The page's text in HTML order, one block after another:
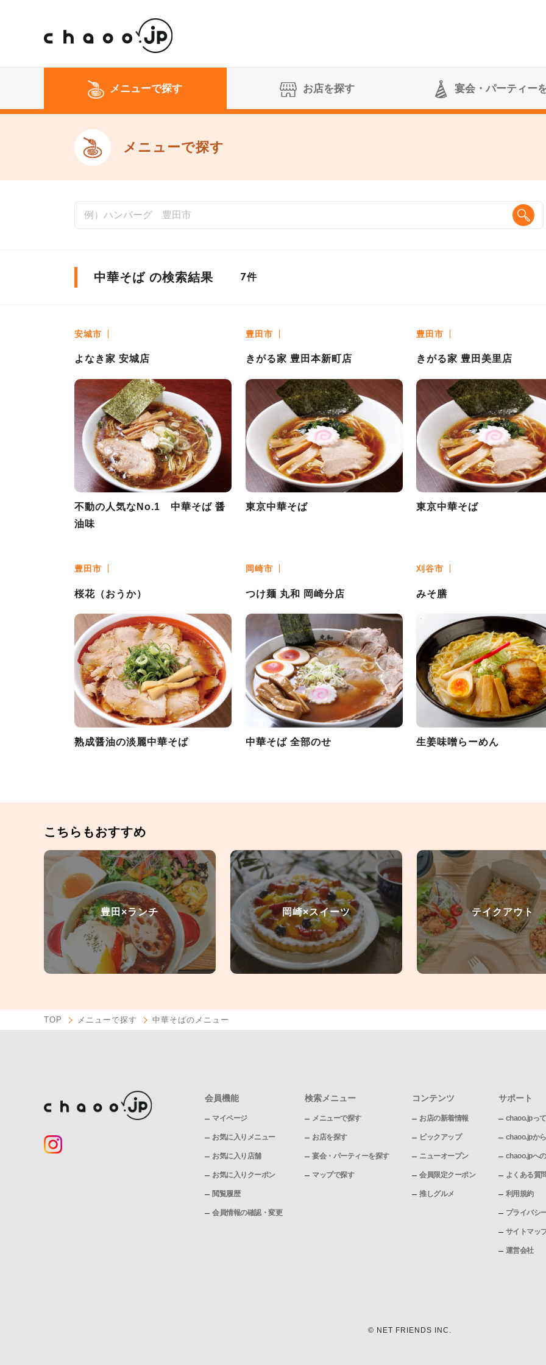
メニューで探す お店を探す 宴会 ・パーティー
メニューで探す
中華そば の検索結果 7件
安城市
よなき家 安城店
不動の人気なNo.1 中華そば 醤
油味
豊田市
きがる家 豊田本新町店
東京中華そば
豊田市
きがる家 豊田美里店
東京中華そば
豊田市
桜花（おうか）
熟成醤油の淡麗中華そば
岡崎市
つけ麺 丸和 岡崎分店
中華そば 全部のせ
刈谷市
みそ膳
生姜味噌らーめん
こちらもおすすめ
豊田×ランチ 岡崎×スイーツ テイクアウト
TOP メニューで探す 中華そばのメニュー
会員機能
マイページ
お気に入りメニュー
お気に入り店舗
お気に入りクーポン
閲覧履歴
会員情報の確認・変更
検索メニュー
メニューで探す
お店を探す
宴会・パーティーを探す
マップで探す
コンテンツ
お店の新着情報
ピックアップ
ニューオープン
会員限定クーポン
推しグルメ
サポート
chaoo.jpっ
chaoo.jpか
chaoo.jpへ
よくある質
利用規約
プライバシ
サイトマッ
運営会社
© NET FRIENDS INC.